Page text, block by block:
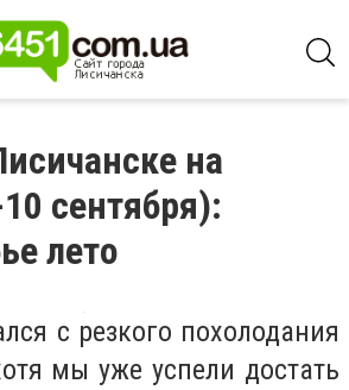
на
сентября):
лето
с резкого похолодания
мы уже успели достать